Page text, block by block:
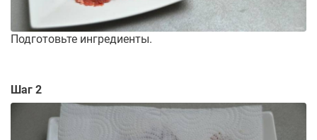
Подготовьте ингредиенты.
Шаг 2